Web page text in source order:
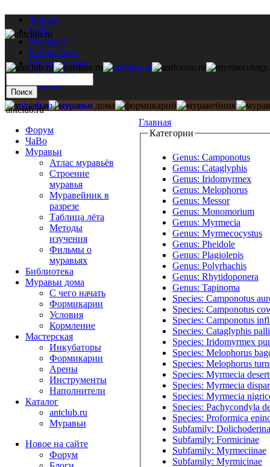
Форум
ЧаВо
Муравьи
Библиотека
Муравьи дома
Мастерская
Каталог
Главная
Категории
Genus: Camponotus
Genus: Cataglyphis
Genus: Iridomyrmex
Genus: Melophorus
Genus: Messor
Genus: Monomorium
Genus: Myrmecia
Genus: Myrmecocystus
Genus: Pheidole
Genus: Plagiolepis
Genus: Polyrhachis
Genus: Rhytidoponera
Genus: Tapinoma
Species: Camponotus
Species: Camponotus
Species: Camponotus
Species: Cataglyphis
Species: Iridomyrmex
Species: Melophorus
Species: Melophorus
Species: Myrmecia
Species: Myrmecia dispar
Species: Myrmecia
Species: Pachycondyla
Species: Proformica
Subfamily:
Subfamily: Formicinae
Subfamily: Myrmeciinae
Subfamily: Myrmicinae
antclub.ru
Форум
ЧаВо
Муравьи
Атлас муравьёв
Строение
муравья
Муравейник в
разрезе
Таблица лёта
Методы
изучения
Фильмы о
муравьях
Библиотека
Муравьи дома
С чего начать
Формикарии
Условия
Кормление
Мастерская
Инкубаторы
Формикарии
Арены
Инструменты
Наполнители
Каталог
antclub.ru
Муравьи
Новое на сайте
Форум